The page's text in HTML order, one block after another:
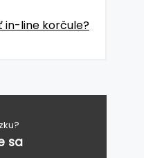
in-line korčule?
sa